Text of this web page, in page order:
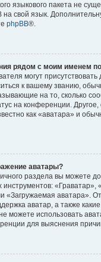
языкового пакета не
на свой язык.
phpBB®.
рядом с моим именем
могут
к вашему званию,
на то, сколько
на конференции.
как «аватара» и
аватары?
раздела вы можете
«Граватар»,
«Загружаемая аватара».
аватар, а также
можете использовать
для выяснения